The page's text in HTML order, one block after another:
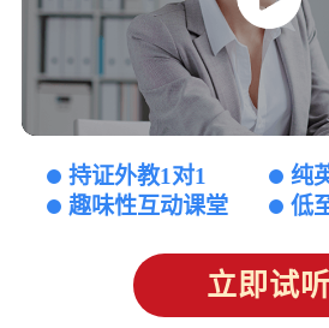
持证外教1对1
纯
趣味性互动课堂
低
立即试听